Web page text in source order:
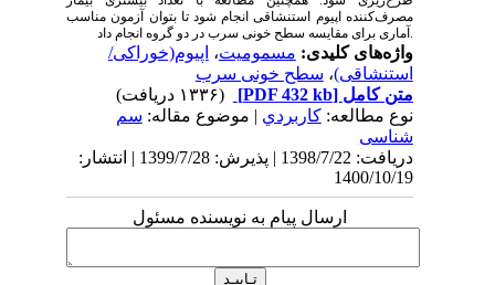
مصرف‌کننده اپیوم استنشاقی انجام شود تا بتوان آزمون مناسب
واژه‌های کلیدی:مسمومیت،اپیوم(خوراکی/
استنشاقی) ،سطح خونی سرب
متن کامل[PDF 432 kb]
نوع مطالعه:كاربردي| موضوع مقاله:سم
شناسی
دریافت: 1398/7/22 | پذیرش: 1399/7/28 | انتشار:
1400/10/19
ارسال پیام به نویسنده مسئول